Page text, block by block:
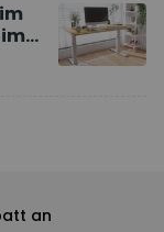
an